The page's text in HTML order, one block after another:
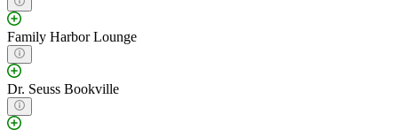
Family Harbor Lounge
Dr. Seuss Bookville